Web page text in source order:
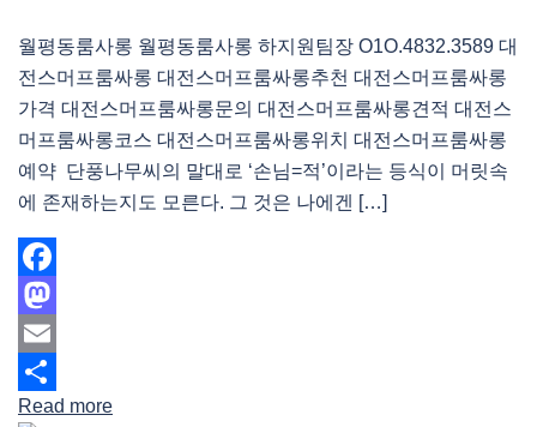
월평동룸사롱 월평동룸사롱 하지원팀장 O1O.4832.3589 대
전스머프룸싸롱 대전스머프룸싸롱추천 대전스머프룸싸롱
가격 대전스머프룸싸롱문의 대전스머프룸싸롱견적 대전스
머프룸싸롱코스 대전스머프룸싸롱위치 대전스머프룸싸롱
예약 단풍나무씨의 말대로 ‘손님=적’이라는 등식이 머릿속
에 존재하는지도 모른다. 그 것은 나에겐 […]
Facebook
Mastodon
Email
Share
Read more